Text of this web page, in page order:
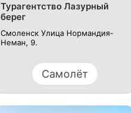
Турагентство Лазурный
берег
Смоленск Улица Нормандия-
Неман, 9.
Самолёт